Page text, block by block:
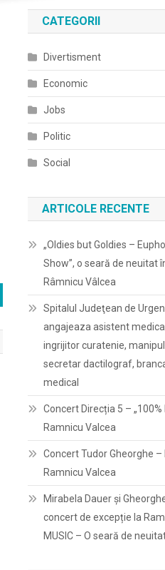
CATEGORII
Divertisment
Economic
Jobs
Politic
Social
ARTICOLE RECENTE
„Oldies but Goldies –
Show”, o seară de neuitat
Râmnicu Vâlcea
Spitalul Judeţean de
angajeaza asistent
ingrijitor curatenie,
secretar dactilograf,
medical
Concert Direcția 5 – „100%
Ramnicu Valcea
Concert Tudor Gheorghe
Ramnicu Valcea
Mirabela Dauer și
concert de excepție la
MUSIC – O seară de